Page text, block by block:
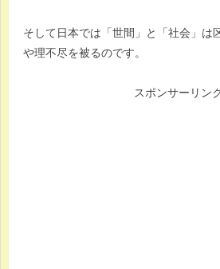
そして日本では「世間」と「社会」は
や理不尽を被るのです。
スポンサーリン